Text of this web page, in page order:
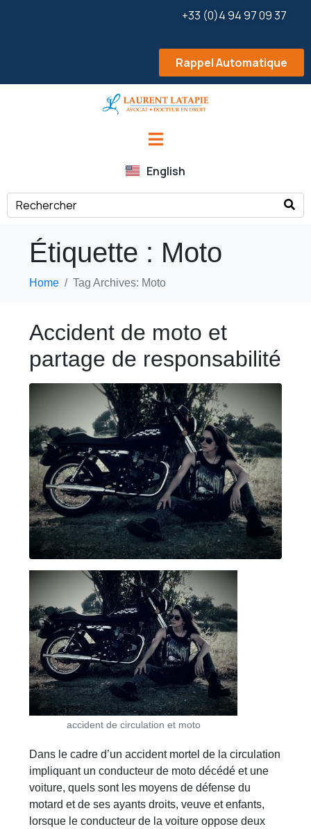
+33 (0)4 94 97 09 37
Rappel Automatique
English
Étiquette : Moto
Home Tag Archives: Moto
Accident de moto et
partage de responsabilité
accident de circulation et moto
Dans le cadre d’un accident mortel de la circulation
impliquant un conducteur de moto décédé et une
voiture, quels sont les moyens de défense du
motard et de ses ayants droits, veuve et enfants,
lorsque le conducteur de la voiture oppose deux